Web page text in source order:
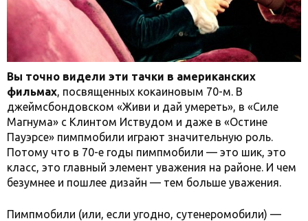
Вы точно видели эти тачки в американских
фильмах, посвященных кокаиновым 70-м. В
джеймсбондовском «Живи и дай умереть», в «Силе
Магнума» с Клинтом Иствудом и даже в «Остине
Пауэрсе» пимпмобили играют значительную роль.
Потому что в 70-е годы пимпмобили — это шик, это
класс, это главный элемент уважения на районе. И чем
безумнее и пошлее дизайн — тем больше уважения.
Пимпмобили (или, если угодно, сутенеромобили) —